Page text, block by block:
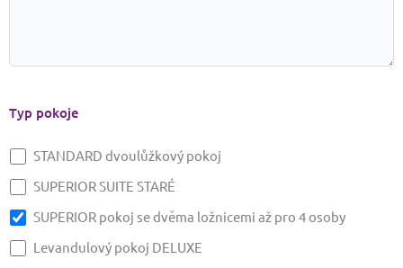
Typ pokoje
STANDARD dvoulůžkový pokoj
SUPERIOR SUITE STARÉ
SUPERIOR pokoj se dvěma ložnicemi až pro 4 osoby
Levandulový pokoj DELUXE